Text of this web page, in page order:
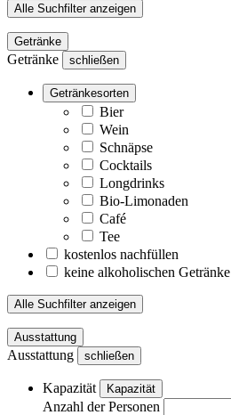
Alle Suchfilter anzeigen
Getränke
Getränke schließen
Getränkesorten
Bier
Wein
Schnäpse
Cocktails
Longdrinks
Bio-Limonaden
Café
Tee
kostenlos nachfüllen
keine alkoholischen Getränke
Alle Suchfilter anzeigen
Ausstattung
Ausstattung schließen
Kapazität Kapazität
Anzahl der Personen